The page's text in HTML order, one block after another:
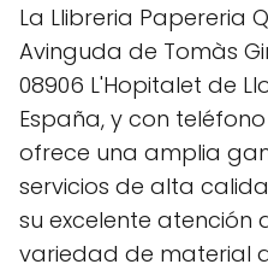
La Llibreria Papereria
Avinguda de Tomàs
08906 L'Hopitalet de
España, y con
ofrece una amplia
servicios de alta
su excelente atención
variedad de material